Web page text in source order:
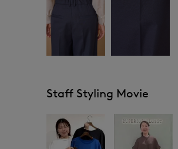
Staff Styling Movie